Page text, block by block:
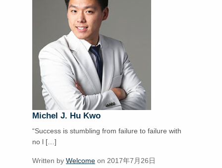
Michel J. Hu Kwo
“Success is stumbling from failure to failure with
no l […]
Written by Welcome on 2017年7月26日